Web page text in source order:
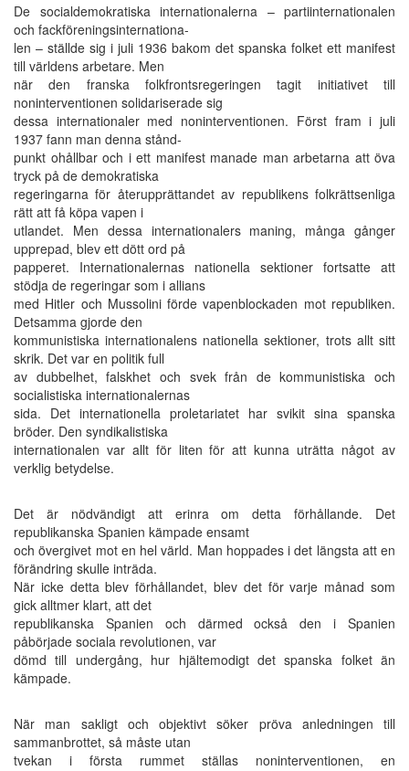
De socialdemokratiska internationalerna – partiinternationalen
och fackföreningsinternationa-
len – ställde sig i juli 1936 bakom det spanska folket ett manifest
till världens arbetare. Men
när den franska folkfrontsregeringen tagit initiativet till
noninterventionen solidariserade sig
dessa internationaler med noninterventionen. Först fram i juli
1937 fann man denna stånd-
punkt ohållbar och i ett manifest manade man arbetarna att öva
tryck på de demokratiska
regeringarna för återupprättandet av republikens folkrättsenliga
rätt att få köpa vapen i
utlandet. Men dessa internationalers maning, många gånger
upprepad, blev ett dött ord på
papperet. Internationalernas nationella sektioner fortsatte att
stödja de regeringar som i allians
med Hitler och Mussolini förde vapenblockaden mot republiken.
Detsamma gjorde den
kommunistiska internationalens nationella sektioner, trots allt sitt
skrik. Det var en politik full
av dubbelhet, falskhet och svek från de kommunistiska och
socialistiska internationalernas
sida. Det internationella proletariatet har svikit sina spanska
bröder. Den syndikalistiska
internationalen var allt för liten för att kunna uträtta något av
verklig betydelse.
Det är nödvändigt att erinra om detta förhållande. Det
republikanska Spanien kämpade ensamt
och övergivet mot en hel värld. Man hoppades i det längsta att en
förändring skulle inträda.
När icke detta blev förhållandet, blev det för varje månad som
gick alltmer klart, att det
republikanska Spanien och därmed också den i Spanien
påbörjade sociala revolutionen, var
dömd till undergång, hur hjältemodigt det spanska folket än
kämpade.
När man sakligt och objektivt söker pröva anledningen till
sammanbrottet, så måste utan
tvekan i första rummet ställas noninterventionen, en